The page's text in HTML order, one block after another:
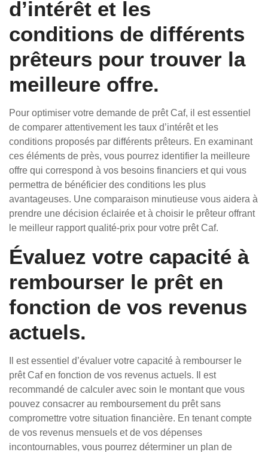
d’intérêt et les
conditions de différents
prêteurs pour trouver la
meilleure offre.
Pour optimiser votre demande de prêt Caf, il est essentiel
de comparer attentivement les taux d’intérêt et les
conditions proposés par différents prêteurs. En examinant
ces éléments de près, vous pourrez identifier la meilleure
offre qui correspond à vos besoins financiers et qui vous
permettra de bénéficier des conditions les plus
avantageuses. Une comparaison minutieuse vous aidera à
prendre une décision éclairée et à choisir le prêteur offrant
le meilleur rapport qualité-prix pour votre prêt Caf.
Évaluez votre capacité à
rembourser le prêt en
fonction de vos revenus
actuels.
Il est essentiel d’évaluer votre capacité à rembourser le
prêt Caf en fonction de vos revenus actuels. Il est
recommandé de calculer avec soin le montant que vous
pouvez consacrer au remboursement du prêt sans
compromettre votre situation financière. En tenant compte
de vos revenus mensuels et de vos dépenses
incontournables, vous pourrez déterminer un plan de